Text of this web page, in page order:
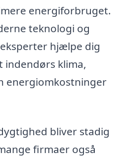
energiforbruget.
teknologi og
hjælpe dig
indendørs klima,
energiomkostninger
bliver stadig
firmaer også